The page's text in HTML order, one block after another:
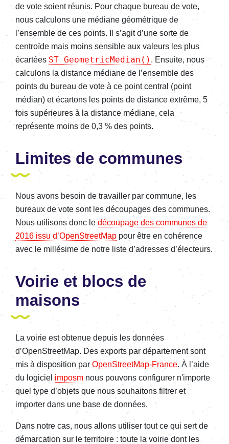
de vote soient réunis. Pour chaque bureau de vote,
nous calculons une médiane géométrique de
l’ensemble de ces points. Il s’agit d’une sorte de
centroïde mais moins sensible aux valeurs les plus
écartées ST_GeometricMedian() . Ensuite, nous
calculons la distance médiane de l’ensemble des
points du bureau de vote à ce point central (point
médian) et écartons les points de distance extrême, 5
fois supérieures à la distance médiane, cela
représente moins de 0,3 % des points.
Limites de communes
Nous avons besoin de travailler par commune, les
bureaux de vote sont les découpages des communes.
Nous utilisons donc le découpage des communes de
2016 issu d’OpenStreetMap pour être en cohérence
avec le millésime de notre liste d’adresses d’électeurs.
Voirie et blocs de
maisons
La voirie est obtenue depuis les données
d’OpenStreetMap. Des exports par département sont
mis à disposition par OpenStreetMap-France. À l’aide
du logiciel imposm nous pouvons configurer n'importe
quel type d’objets que nous souhaitons filtrer et
importer dans une base de données.
Dans notre cas, nous allons utiliser tout ce qui sert de
démarcation sur le territoire : toute la voirie dont les